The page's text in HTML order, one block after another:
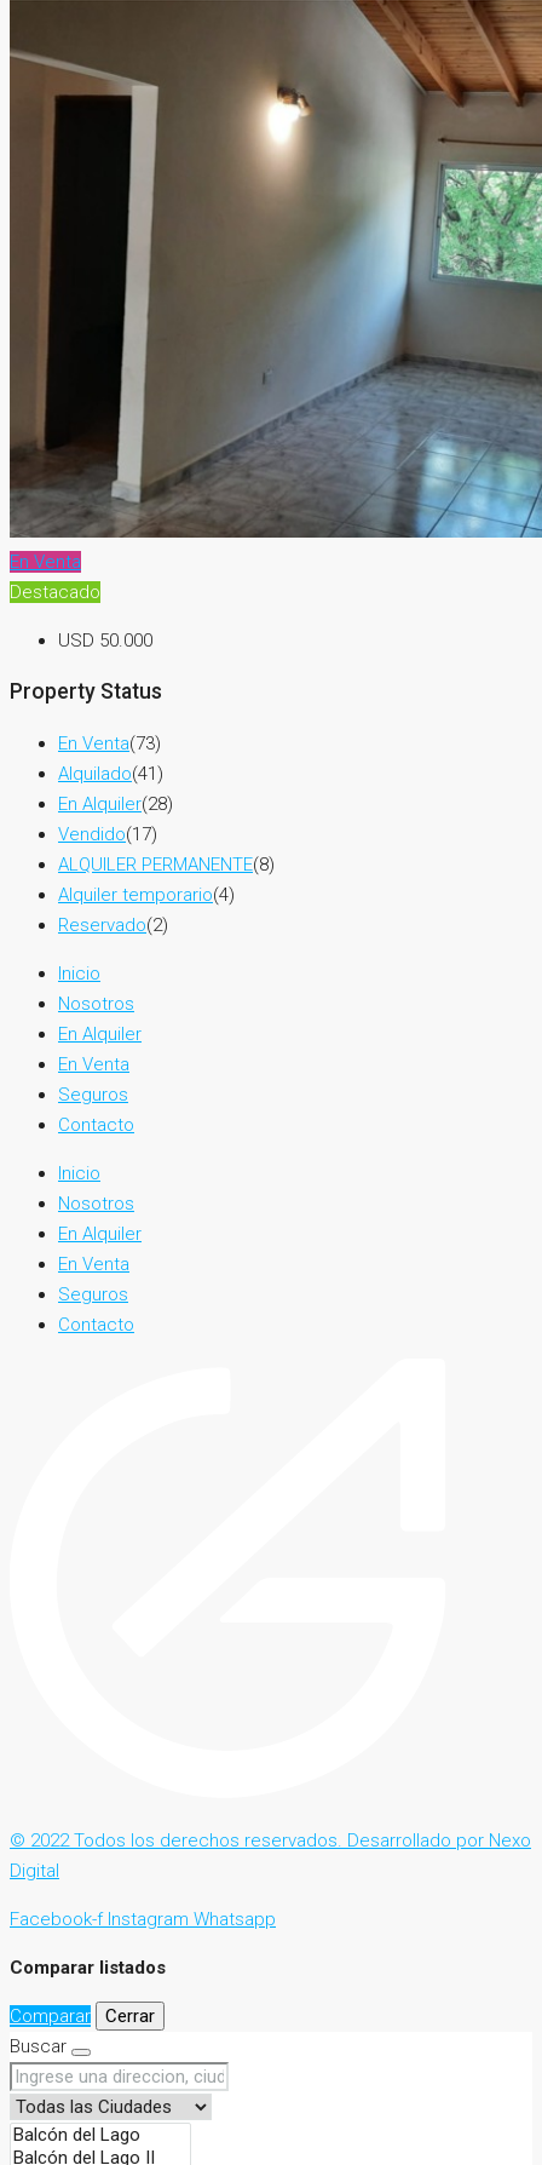
En Venta
Destacado
USD 50.000
Property Status
En Venta(73)
Alquilado(41)
En Alquiler(28)
Vendido(17)
ALQUILER PERMANENTE(8)
Alquiler temporario(4)
Reservado(2)
Inicio
Nosotros
En Alquiler
En Venta
Seguros
Contacto
Inicio
Nosotros
En Alquiler
En Venta
Seguros
Contacto
© 2022 Todos los derechos reservados. Desarrollado por Nexo
Digital
Facebook-f Instagram Whatsapp
Comparar listados
Comparar
Cerrar
Buscar